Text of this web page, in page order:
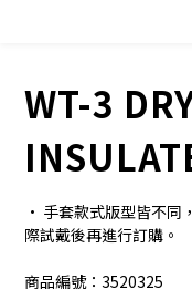
WT-3
· 手套款式版型皆不同
際試戴後再進行訂購。
商品編號：3520325